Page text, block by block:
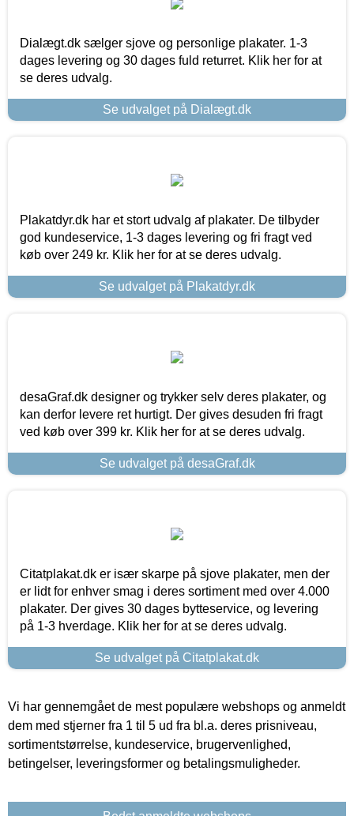
Dialægt.dk sælger sjove og personlige plakater. 1-3
dages levering og 30 dages fuld returret. Klik her for at
se deres udvalg.
Se udvalget på Dialægt.dk
Plakatdyr.dk har et stort udvalg af plakater. De tilbyder
god kundeservice, 1-3 dages levering og fri fragt ved
køb over 249 kr. Klik her for at se deres udvalg.
Se udvalget på Plakatdyr.dk
desaGraf.dk designer og trykker selv deres plakater, og
kan derfor levere ret hurtigt. Der gives desuden fri fragt
ved køb over 399 kr. Klik her for at se deres udvalg.
Se udvalget på desaGraf.dk
Citatplakat.dk er især skarpe på sjove plakater, men der
er lidt for enhver smag i deres sortiment med over 4.000
plakater. Der gives 30 dages bytteservice, og levering
på 1-3 hverdage. Klik her for at se deres udvalg.
Se udvalget på Citatplakat.dk
Vi har gennemgået de mest populære webshops og anmeldt
dem med stjerner fra 1 til 5 ud fra bl.a. deres prisniveau,
sortimentstørrelse, kundeservice, brugervenlighed,
betingelser, leveringsformer og betalingsmuligheder.